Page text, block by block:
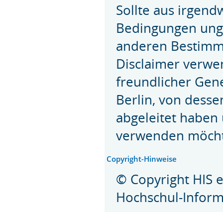
Sollte aus
Bedingungen
anderen
Disclaimer
freundlicher
Berlin, von
abgeleitet
verwenden
Copyright-Hinweise
© Copyright HIS
Hochschul-